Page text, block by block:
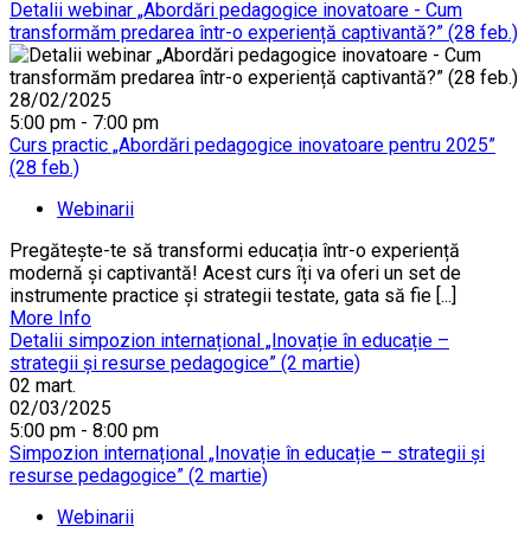
Detalii webinar „Abordări pedagogice inovatoare - Cum
transformăm predarea într-o experiență captivantă?” (28 feb.)
28/02/2025
5:00 pm - 7:00 pm
Curs practic „Abordări pedagogice inovatoare pentru 2025”
(28 feb.)
Webinarii
Pregătește-te să transformi educația într-o experiență
modernă și captivantă! Acest curs îți va oferi un set de
instrumente practice și strategii testate, gata să fie [...]
More Info
Detalii simpozion internațional „Inovație în educație –
strategii și resurse pedagogice” (2 martie)
02 mart.
02/03/2025
5:00 pm - 8:00 pm
Simpozion internațional „Inovație în educație – strategii și
resurse pedagogice” (2 martie)
Webinarii